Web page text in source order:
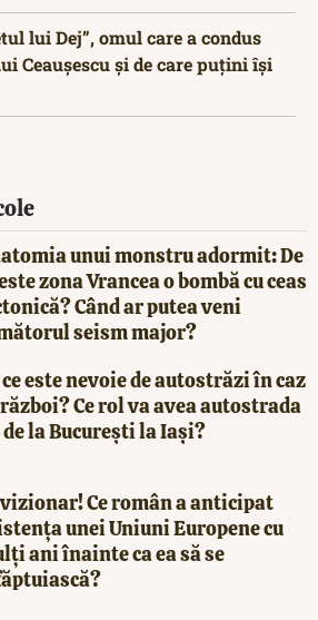
lui Dej”, omul care a condus
Ceaușescu și de care puțini își
unui monstru adormit: De
zona Vrancea o bombă cu ceas
Când ar putea veni
seism major?
ce este nevoie de autostrăzi în caz
Ce rol va avea autostrada
de la București la Iași?
vizionar! Ce român a anticipat
unei Uniuni Europene cu
ani înainte ca ea să se